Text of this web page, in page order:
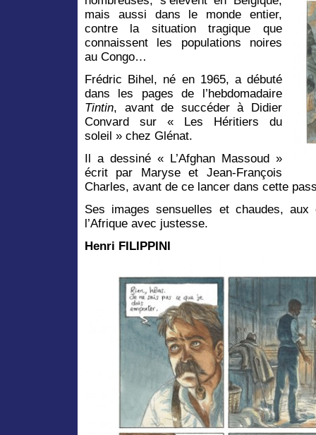
mais aussi dans le monde entier,
contre la situation tragique que
connaissent les populations noires
au Congo…
Frédric Bihel, né en 1965, a débuté
dans les pages de l’hebdomadaire
Tintin, avant de succéder à Didier
Convard sur « Les Héritiers du
soleil » chez Glénat.
Il a dessiné « L’Afghan Massoud »
écrit par Maryse et Jean-François
Charles, avant de ce lancer dans cette
Ses images sensuelles et chaudes, aux
l’Afrique avec justesse.
Henri FILIPPINI